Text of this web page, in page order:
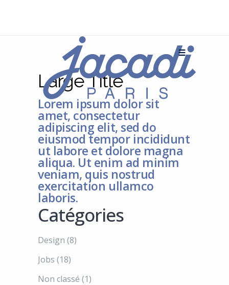
Large Title
Lorem ipsum dolor sit
amet, consectetur
adipiscing elit, sed do
eiusmod tempor incididunt
ut labore et dolore magna
aliqua. Ut enim ad minim
veniam, quis nostrud
exercitation ullamco
laboris.
Catégories
Design (8)
Jobs (18)
Non classé (1)